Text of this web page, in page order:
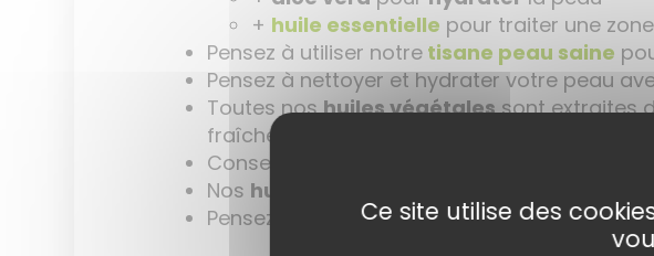
+ huile essentielle pour traiter une
Pensez à utiliser notre tisane peau saine
Pensez à nettoyer et hydrater votre peau
Toutes noshuiles végétalessont extraites
fraîcheur et de qualité.
Conserver vos
Nos huiles végétales peuvent être utilisées
Pensez à varier les huiles végétales entres
Ce site utilise des